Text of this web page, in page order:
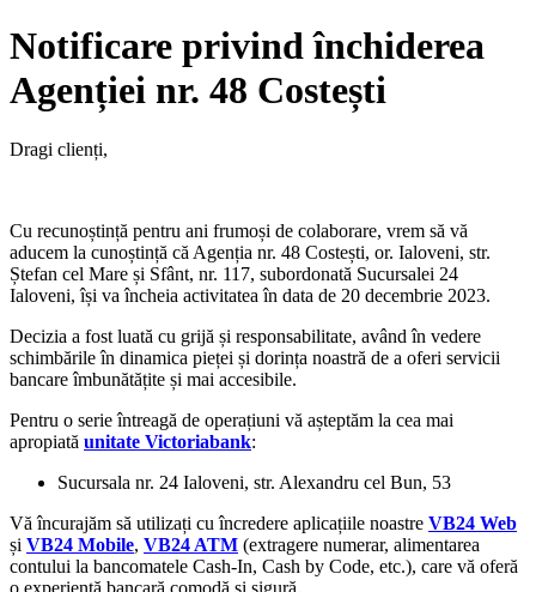
Notificare privind închiderea
Agenției nr. 48 Costești
Dragi clienți,
Cu recunoștință pentru ani frumoși de colaborare, vrem să vă
aducem la cunoștință că Agenția nr. 48 Costești, or. Ialoveni, str.
Ștefan cel Mare și Sfânt, nr. 117, subordonată Sucursalei 24
Ialoveni, își va încheia activitatea în data de 20 decembrie 2023.
Decizia a fost luată cu grijă și responsabilitate, având în vedere
schimbările în dinamica pieței și dorința noastră de a oferi servicii
bancare îmbunătățite și mai accesibile.
Pentru o serie întreagă de operațiuni vă așteptăm la cea mai
apropiată unitate Victoriabank:
Sucursala nr. 24 Ialoveni, str. Alexandru cel Bun, 53
Vă încurajăm să utilizați cu încredere aplicațiile noastre VB24 Web
și VB24 Mobile, VB24 ATM (extragere numerar, alimentarea
contului la bancomatele Cash-In, Cash by Code, etc.), care vă oferă
o experiență bancară comodă și sigură.